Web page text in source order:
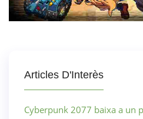
Articles D'Interès
Cyberpunk 2077 baixa a un